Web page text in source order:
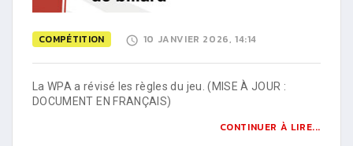
COMPÉTITION 10 JANVIER 2026, 14:14
La WPA a révisé les règles du jeu. (MISE À JOUR :
DOCUMENT EN FRANÇAIS)
CONTINUER À LIRE...